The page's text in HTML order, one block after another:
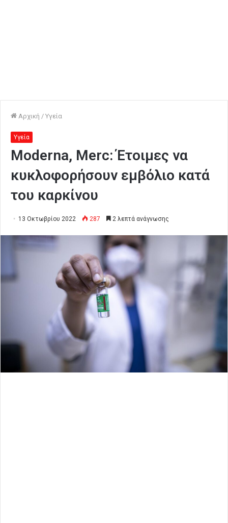
Αρχική / Υγεία
Υγεία
Moderna, Merc: Έτοιμες να
κυκλοφορήσουν εμβόλιο κατά
του καρκίνου
13 Οκτωβρίου 2022 287 2 λεπτά ανάγνωσης